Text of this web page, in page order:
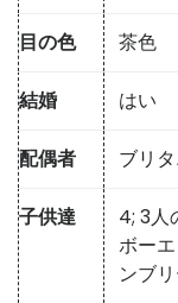
目の色 茶色
結婚 はい
配偶者 ブリ
子供達
4; 3人
ボー
ンブ